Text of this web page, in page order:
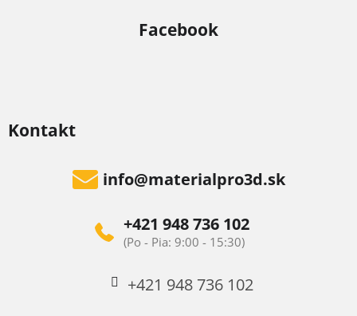
Kontakt
info@materialpro3d.sk
+421 948 736 102
+421 948 736 102
Facebook